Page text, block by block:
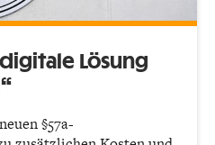
Lösung
§57a-